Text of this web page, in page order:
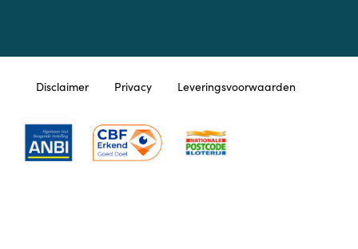
Disclaimer Privacy Leveringsvoorwaarden